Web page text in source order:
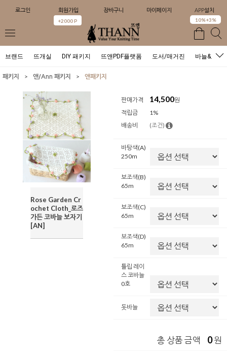
로그인 회원가입
+2000 P
장바구니 마이페이지 APP설치
10%+3%
브랜드 뜨개실 DIY 패키지 뜨앤PDF플랫폼 도서/매거진 바늘&도구
패키지 > 앤/Ann 패키지 > 앤패키지
Rose Garden Cr
ochet Cloth_로즈
가든 코바늘 보자기
[AN]
판매가격 14,500원
적립금
1%
배송비
(조건)
바탕색(A)
250m
보조색(B)
65m
보조색(C)
65m
보조색(D)
65m
튤립 레이
스 코바늘
0호
돗바늘
총 상품 금액 0원